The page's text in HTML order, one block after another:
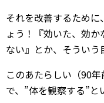
それを改善するため
ょう！『効いた、効か
ない』とか、そういう
このあたらしい（90
で、”体を観察する”と